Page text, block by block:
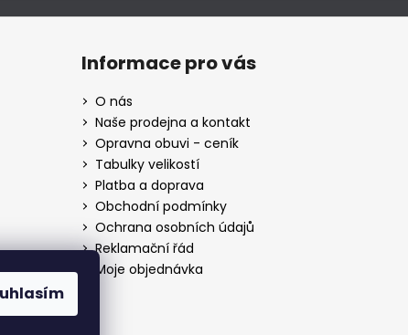
Informace pro vás
O nás
Naše prodejna a kontakt
Opravna obuvi - ceník
Tabulky velikostí
Platba a doprava
Obchodní podmínky
Ochrana osobních údajů
Reklamační řád
Moje objednávka